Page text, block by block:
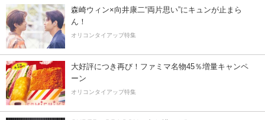
森崎ウィン×向井康二“両片思い”にキュンが止まら
ん！
オリコンタイアップ特集
大好評につき再び！ファミマ名物45％増量キャンペ
ーン
オリコンタイアップ特集